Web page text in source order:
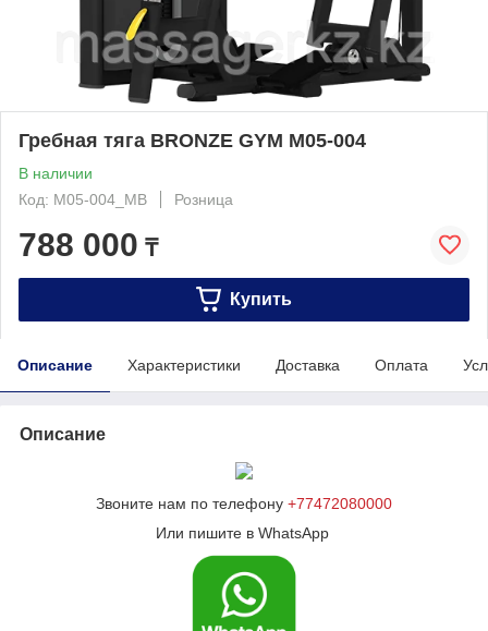
Гребная тяга BRONZE GYM M05-004
В наличии
Код: M05-004_MB
Розница
788 000 ₸
Купить
Описание Характеристики Доставка Оплата
Описание
Звоните нам по телефону +77472080000
Или пишите в WhatsApp